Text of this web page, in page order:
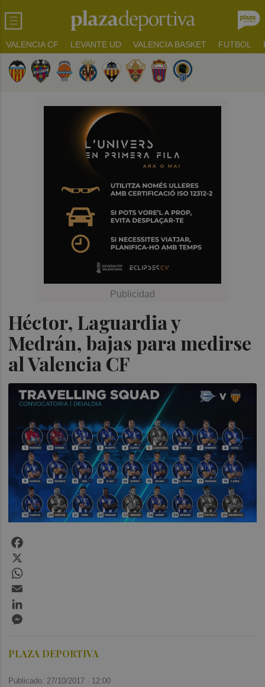
VALENCIA CF LEVANTE UD VALENCIA BASKET FUTBOL
Héctor, Laguardia y
Medrán, bajas para medirse
al Valencia CF
PLAZA DEPORTIVA
Publicado: 27/10/2017 · 12:00